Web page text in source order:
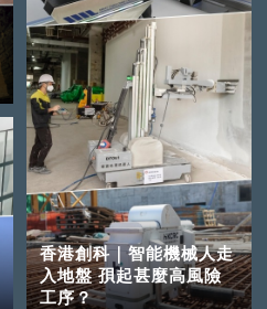
香港創科｜智能機械人走
入地盤 孭起甚麼高風險
工序？